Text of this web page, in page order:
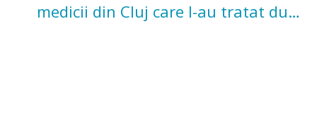
medicii din Cluj care l-au tratat după